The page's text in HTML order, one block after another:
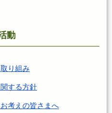
動
り組み
する方針
考えの皆さまへ